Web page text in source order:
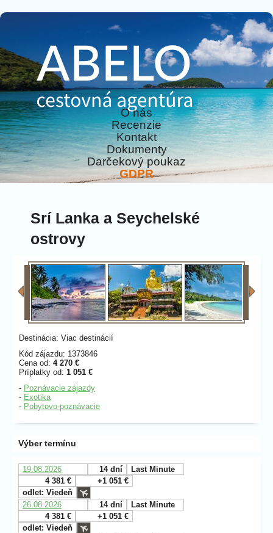
O nás
Recenzie
Kontakt
Dokumenty
Darčekový poukaz
GDPR
Srí Lanka a Seychelské
ostrovy
Destinácia: Viac destinácií
Kód zájazdu: 1373846
Cena od: 4 270 €
Príplatky od: 1 051 €
- Poznávacie zájazdy
- Exotika
- Pobytovo-poznávacie
Výber termínu
19.08.2026 14 dní
Last Minute
4 381 €
+1 051 €
odlet: Viedeň
26.08.2026
14 dní
Last Minute
4 381 €
+1 051 €
odlet: Viedeň